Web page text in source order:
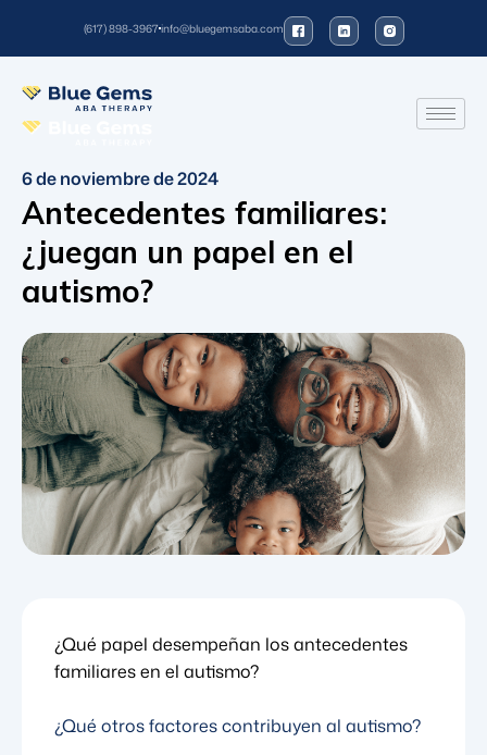
(617) 898-3967info@bluegemsaba.com
6 de noviembre de 2024
Antecedentes familiares:
¿juegan un papel en el
autismo?
¿Qué papel desempeñan los antecedentes
familiares en el autismo?
¿Qué otros factores contribuyen al autismo?